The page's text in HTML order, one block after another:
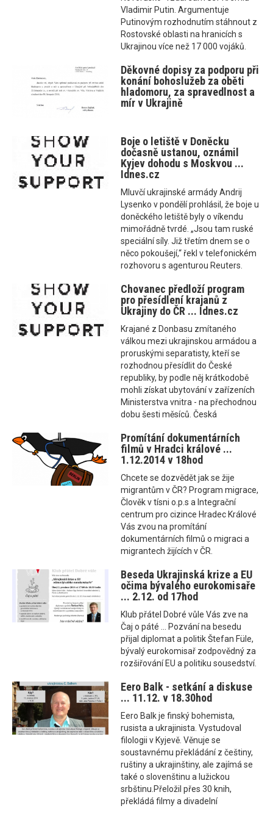
Vladimir Putin. Argumentuje
Putinovým rozhodnutím stáhnout z
Rostovské oblasti na hranicích s
Ukrajinou více než 17 000 vojáků.
Děkovné dopisy za podporu při
konání bohoslužeb za oběti
hladomoru, za spravedlnost a
mír v Ukrajině
Boje o letiště v Doněcku
dočasně ustanou, oznámil
Kyjev dohodu s Moskvou ...
Idnes.cz
Mluvčí ukrajinské armády Andrij
Lysenko v pondělí prohlásil, že boje u
doněckého letiště byly o víkendu
mimořádně tvrdé. „Jsou tam ruské
speciální síly. Již třetím dnem se o
něco pokoušejí,“ řekl v telefonickém
rozhovoru s agenturou Reuters.
Chovanec předloží program
pro přesídlení krajanů z
Ukrajiny do ČR ... Idnes.cz
Krajané z Donbasu zmítaného
válkou mezi ukrajinskou armádou a
proruskými separatisty, kteří se
rozhodnou přesídlit do České
republiky, by podle něj krátkodobě
mohli získat ubytování v zařízeních
Ministerstva vnitra - na přechodnou
dobu šesti měsíců. Česká
Promítání dokumentárních
filmů v Hradci králové ...
1.12.2014 v 18hod
Chcete se dozvědět jak se žije
migrantům v ČR? Program migrace,
Člověk v tísni o.p.s a Integrační
centrum pro cizince Hradec Králové
Vás zvou na promítání
dokumentárních filmů o migraci a
migrantech žijících v ČR.
Beseda Ukrajinská krize a EU
očima bývalého eurokomisaře
... 2.12. od 17hod
Klub přátel Dobré vůle Vás zve na
Čaj o páté ... Pozvání na besedu
přijal diplomat a politik Štefan Füle,
bývalý eurokomisař zodpovědný za
rozšiřování EU a politiku sousedství.
Eero Balk - setkání a diskuse
... 11.12. v 18.30hod
Eero Balk je finský bohemista,
rusista a ukrajinista. Vystudoval
filologii v Kyjevě. Věnuje se
soustavnému překládání z češtiny,
ruštiny a ukrajinštiny, ale zajímá se
také o slovenštinu a lužickou
srbštinu.Přeložil přes 30 knih,
překládá filmy a divadelní